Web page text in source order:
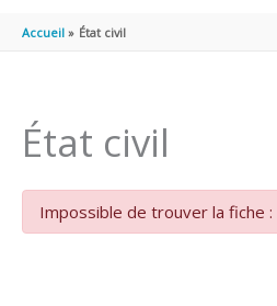
Accueil État civil
État civil
Impossible de trouver la fiche :